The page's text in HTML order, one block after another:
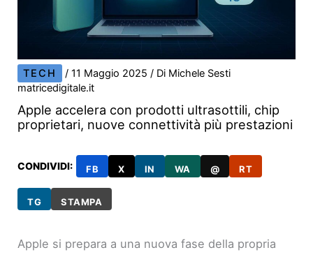
TECH /11 Maggio 2025/ Di Michele Sesti
matricedigitale.it
Apple accelera con prodotti ultrasottili, chip
proprietari, nuove connettività più prestazioni
CONDIVIDI: FB X IN WA @ RT
TG STAMPA
Apple si prepara a una nuova fase della propria